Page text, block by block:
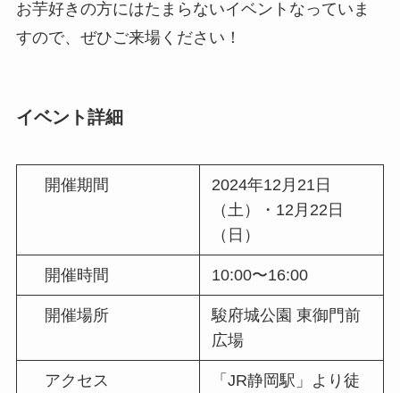
お芋好きの方にはたまらないイベントなっていま
すので、ぜひご来場ください！
イベント詳細
開催期間
2024年12月21日
（土）・12月22日
（日）
開催時間 10:00〜16:00
開催場所
駿府城公園 東御門前
広場
アクセス
「JR静岡駅」より徒